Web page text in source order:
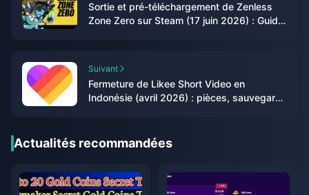
Sortie et pré-téléchargement de Zenless
Zone Zero sur Steam (17 juin 2026) : Guide
Suivant
Fermeture de Likee Short Video en
Indonésie (avril 2026) : pièces, sauvegarde
Actualités recommandées